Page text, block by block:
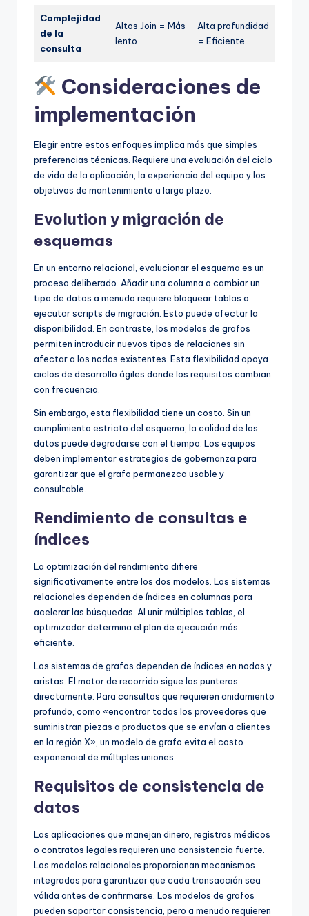
Complejidad
de la
consulta
Altos Join = Más
lento
Alta profundidad
= Eficiente
Consideraciones de
implementación
Elegir entre estos enfoques implica más que simples
preferencias técnicas. Requiere una evaluación del ciclo
de vida de la aplicación, la experiencia del equipo y los
objetivos de mantenimiento a largo plazo.
Evolution y migración de
esquemas
En un entorno relacional, evolucionar el esquema es un
proceso deliberado. Añadir una columna o cambiar un
tipo de datos a menudo requiere bloquear tablas o
ejecutar scripts de migración. Esto puede afectar la
disponibilidad. En contraste, los modelos de grafos
permiten introducir nuevos tipos de relaciones sin
afectar a los nodos existentes. Esta flexibilidad apoya
ciclos de desarrollo ágiles donde los requisitos cambian
con frecuencia.
Sin embargo, esta flexibilidad tiene un costo. Sin un
cumplimiento estricto del esquema, la calidad de los
datos puede degradarse con el tiempo. Los equipos
deben implementar estrategias de gobernanza para
garantizar que el grafo permanezca usable y
consultable.
Rendimiento de consultas e
índices
La optimización del rendimiento difiere
significativamente entre los dos modelos. Los sistemas
relacionales dependen de índices en columnas para
acelerar las búsquedas. Al unir múltiples tablas, el
optimizador determina el plan de ejecución más
eficiente.
Los sistemas de grafos dependen de índices en nodos y
aristas. El motor de recorrido sigue los punteros
directamente. Para consultas que requieren anidamiento
profundo, como «encontrar todos los proveedores que
suministran piezas a productos que se envían a clientes
en la región X», un modelo de grafo evita el costo
exponencial de múltiples uniones.
Requisitos de consistencia de
datos
Las aplicaciones que manejan dinero, registros médicos
o contratos legales requieren una consistencia fuerte.
Los modelos relacionales proporcionan mecanismos
integrados para garantizar que cada transacción sea
válida antes de confirmarse. Los modelos de grafos
pueden soportar consistencia, pero a menudo requieren